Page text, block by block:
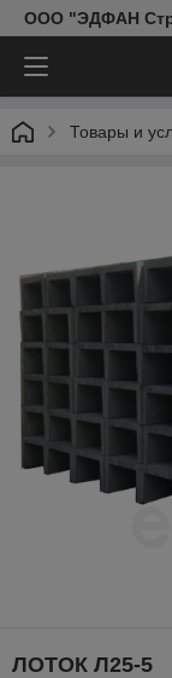
ООО "ЭДФАН
Товары и
ЛОТОК Л25-5